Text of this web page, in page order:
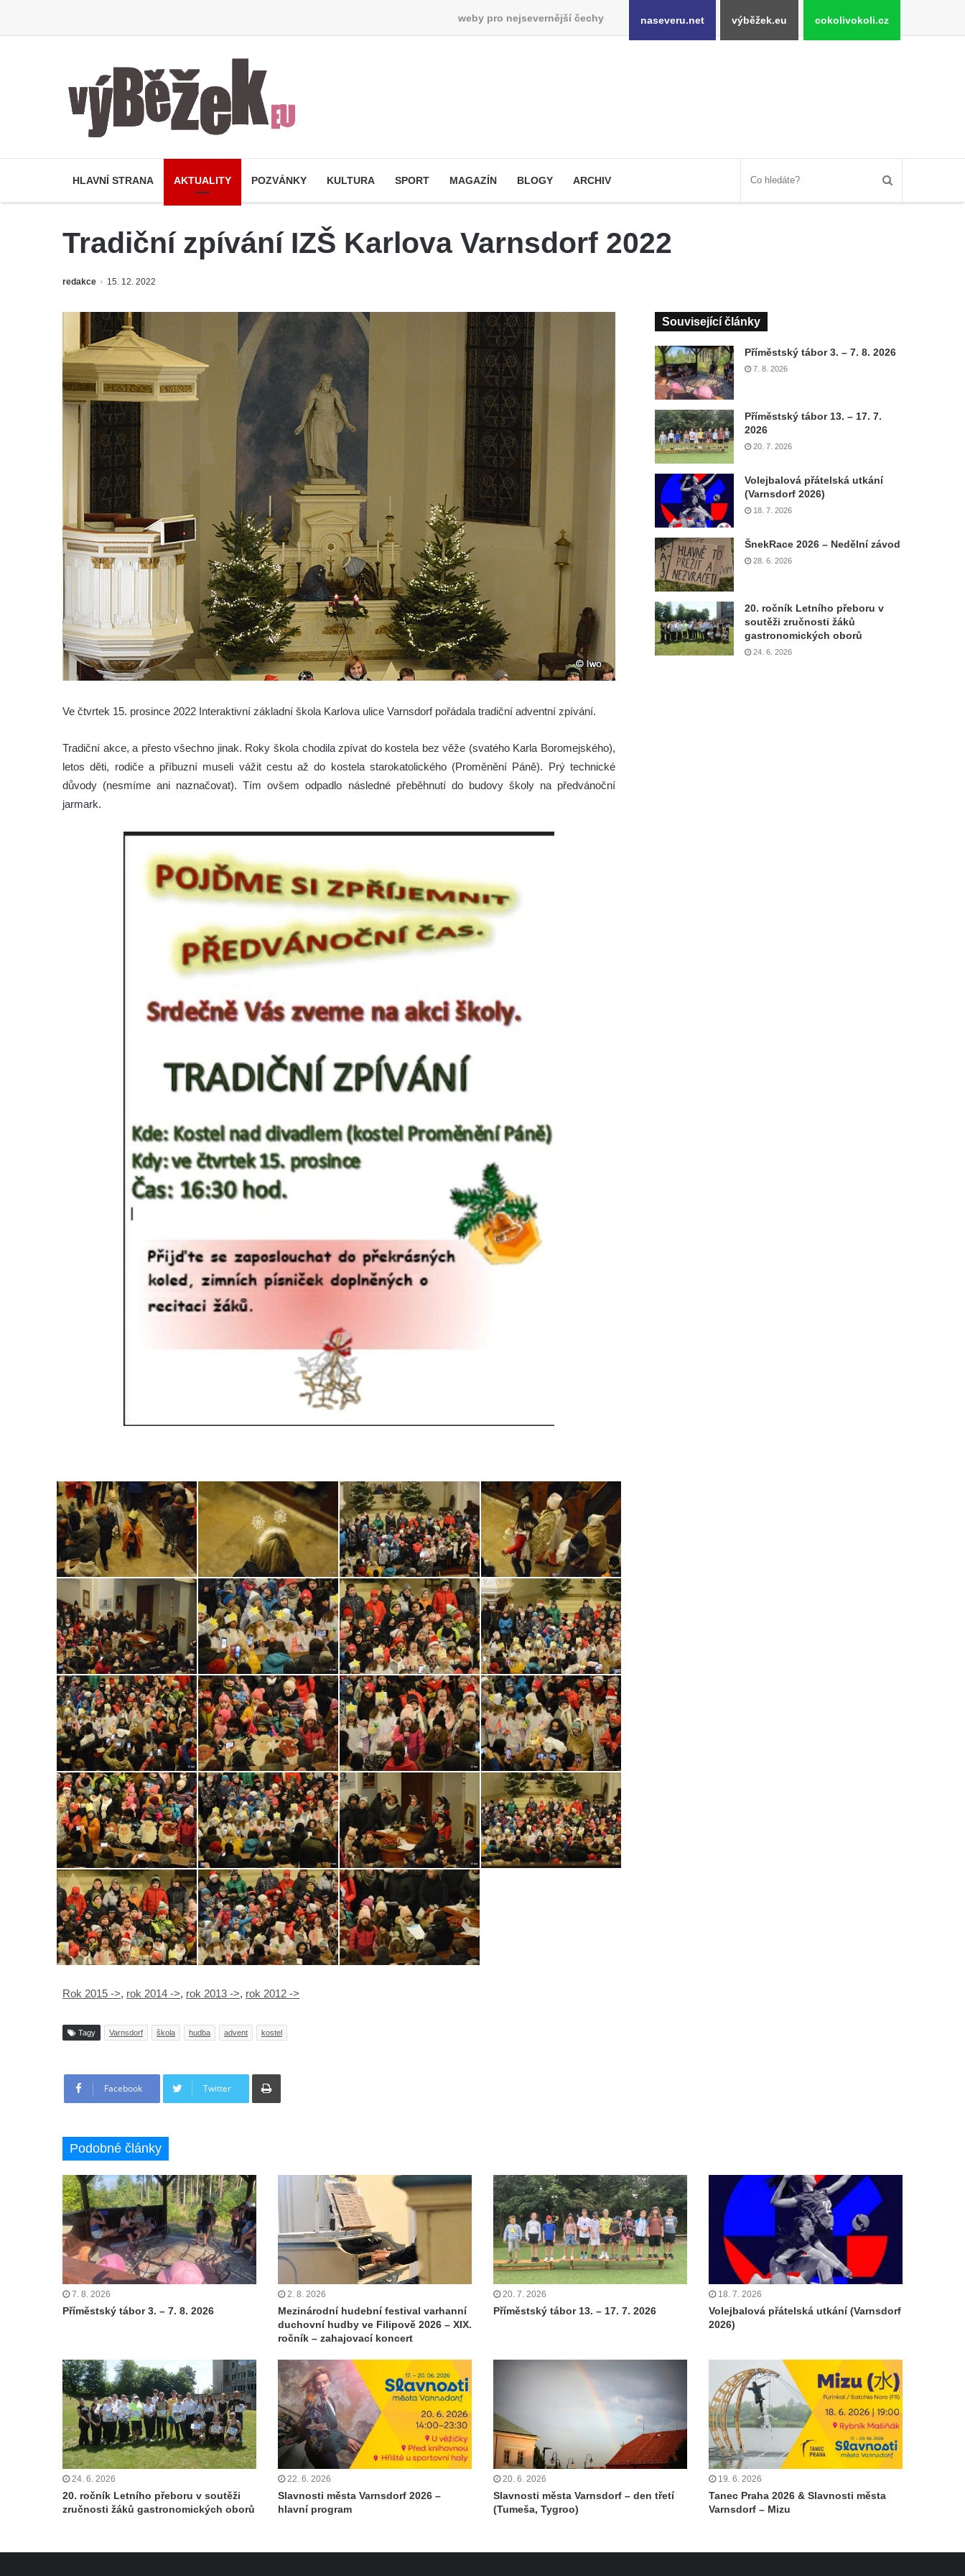
weby pro nejsevernější čechy naseveru.net výběžek.eu cokolivokoli.cz
HLAVNÍ STRANA AKTUALITY POZVÁNKY KULTURA SPORT MAGAZÍN BLOGY ARCHIV
Tradiční zpívání IZŠ Karlova Varnsdorf 2022
redakce 15. 12. 2022
Ve čtvrtek 15. prosince 2022 Interaktivní základní škola Karlova ulice Varnsdorf pořádala tradiční adventní zpívání.
Tradiční akce, a přesto všechno jinak. Roky škola chodila zpívat do kostela bez věže (svatého Karla Boromejského),
letos děti, rodiče a příbuzní museli vážit cestu až do kostela starokatolického (Proměnění Páně). Prý technické
důvody (nesmíme ani naznačovat). Tím ovšem odpadlo následné přeběhnutí do budovy školy na předvánoční
jarmark.
Rok 2015 ->, rok 2014 ->, rok 2013 ->, rok 2012 ->
Tagy Varnsdorf škola hudba advent kostel
Facebook Twitter
Tisknout
Související články
Příměstský tábor 3. – 7. 8. 2026
7. 8. 2026
Příměstský tábor 13. – 17. 7.
2026
20. 7. 2026
Volejbalová přátelská utkání
(Varnsdorf 2026)
18. 7. 2026
ŠnekRace 2026 – Nedělní závod
28. 6. 2026
20. ročník Letního přeboru v
soutěži zručnosti žáků
gastronomických oborů
24. 6. 2026
Podobné články
7. 8. 2026
Příměstský tábor 3. – 7. 8. 2026
2. 8. 2026
Mezinárodní hudební festival varhanní
duchovní hudby ve Filipově 2026 – XIX.
ročník – zahajovací koncert
20. 7. 2026
Příměstský tábor 13. – 17. 7. 2026
18. 7. 2026
Volejbalová přátelská utkání (Varnsdorf
2026)
24. 6. 2026
20. ročník Letního přeboru v soutěži
zručnosti žáků gastronomických oborů
22. 6. 2026
Slavnosti města Varnsdorf 2026 –
hlavní program
20. 6. 2026
Slavnosti města Varnsdorf – den třetí
(Tumeša, Tygroo)
19. 6. 2026
Tanec Praha 2026 & Slavnosti města
Varnsdorf – Mizu